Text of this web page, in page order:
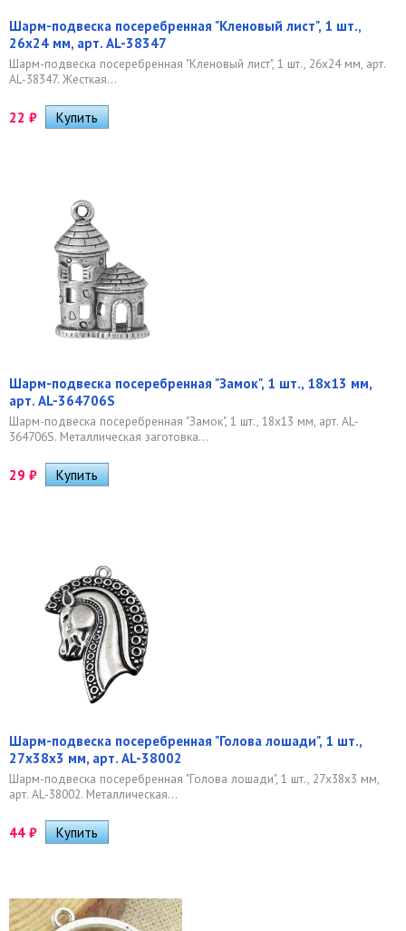
Шарм-подвеска посеребренная "Кленовый лист", 1 шт.,
26х24 мм, арт. AL-38347
Шарм-подвеска посеребренная "Кленовый лист", 1 шт., 26х24 мм, арт.
AL-38347. Жесткая...
22 ₽
Шарм-подвеска посеребренная "Замок", 1 шт., 18х13 мм,
арт. AL-364706S
Шарм-подвеска посеребренная "Замок", 1 шт., 18х13 мм, арт. AL-
364706S. Металлическая заготовка...
29 ₽
Шарм-подвеска посеребренная "Голова лошади", 1 шт.,
27х38х3 мм, арт. AL-38002
Шарм-подвеска посеребренная "Голова лошади", 1 шт., 27х38х3 мм,
арт. AL-38002. Металлическая...
44 ₽